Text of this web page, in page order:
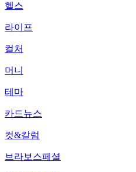
헬스
라이프
컬처
머니
테마
카드뉴스
컷&칼럼
브라보스페셜